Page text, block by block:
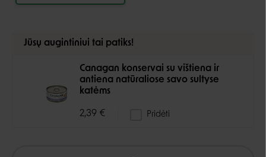
Jūsų augintiniui tai patiks!
Canagan konservai su vištiena ir
antiena natūraliose savo sultyse
katėms
2,39 € Pridėti